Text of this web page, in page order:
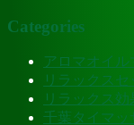
Categories
アロマオイル
リラックスセ
リラックス効
千葉タイマッ